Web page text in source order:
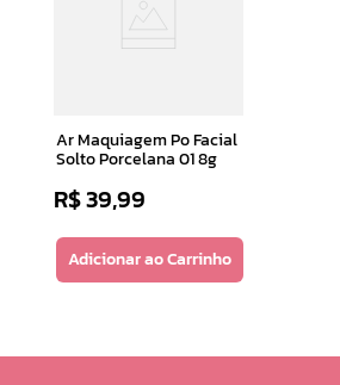
Ar Maquiagem Po Facial
Solto Porcelana 01 8g
R$39,99
Adicionar ao Carrinho